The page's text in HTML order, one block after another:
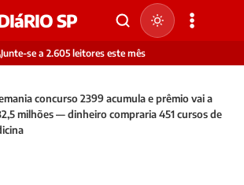
SP
Junte-se a 2.605 leitores este mês
concurso 2399 acumula e prêmio vai a
milhões — dinheiro compraria 451 cursos de